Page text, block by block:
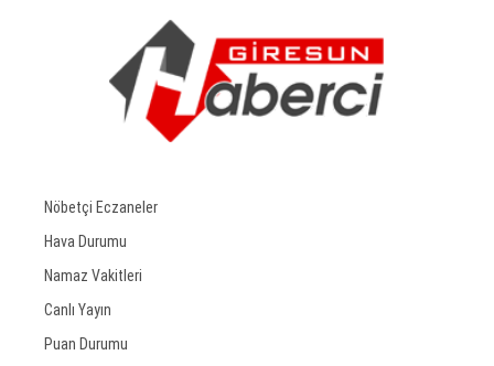
Nöbetçi Eczaneler
Hava Durumu
Namaz Vakitleri
Canlı Yayın
Puan Durumu